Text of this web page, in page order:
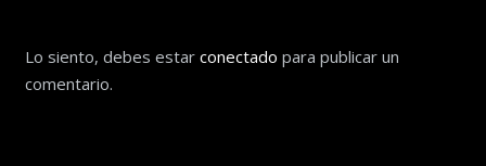
Lo siento, debes estar conectado para publicar un
comentario.